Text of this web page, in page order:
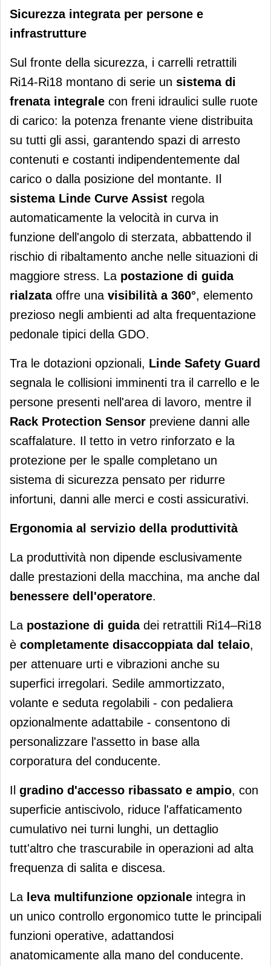
Sicurezza integrata per persone e
infrastrutture
Sul fronte della sicurezza, i carrelli retrattili
Ri14-Ri18 montano di serie un sistema di
frenata integrale con freni idraulici sulle ruote
di carico: la potenza frenante viene distribuita
su tutti gli assi, garantendo spazi di arresto
contenuti e costanti indipendentemente dal
carico o dalla posizione del montante. Il
sistema Linde Curve Assist regola
automaticamente la velocità in curva in
funzione dell'angolo di sterzata, abbattendo il
rischio di ribaltamento anche nelle situazioni di
maggiore stress. La postazione di guida
rialzataoffre una visibilità a 360°, elemento
prezioso negli ambienti ad alta frequentazione
pedonale tipici della GDO.
Tra le dotazioni opzionali, Linde Safety Guard
segnala le collisioni imminenti tra il carrello e le
persone presenti nell'area di lavoro, mentre il
Rack Protection Sensor previene danni alle
scaffalature. Il tetto in vetro rinforzato e la
protezione per le spalle completano un
sistema di sicurezza pensato per ridurre
infortuni, danni alle merci e costi assicurativi.
Ergonomia al servizio della produttività
La produttività non dipende esclusivamente
dalle prestazioni della macchina, ma anche dal
benessere dell'operatore.
La postazione di guidadei retrattili Ri14–Ri18
è completamente disaccoppiata dal telaio,
per attenuare urti e vibrazioni anche su
superfici irregolari. Sedile ammortizzato,
volante e seduta regolabili - con pedaliera
opzionalmente adattabile - consentono di
personalizzare l'assetto in base alla
corporatura del conducente.
Il gradino d'accesso ribassato e ampio, con
superficie antiscivolo, riduce l'affaticamento
cumulativo nei turni lunghi, un dettaglio
tutt'altro che trascurabile in operazioni ad alta
frequenza di salita e discesa.
La leva multifunzione opzionale integra in
un unico controllo ergonomico tutte le principali
funzioni operative, adattandosi
anatomicamente alla mano del conducente.